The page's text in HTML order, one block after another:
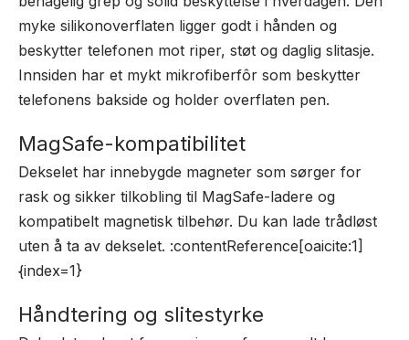
myke silikonoverflaten ligger godt i hånden og
beskytter telefonen mot riper, støt og daglig slitasje.
Innsiden har et mykt mikrofiberfôr som beskytter
telefonens bakside og holder overflaten pen.
MagSafe-kompatibilitet
Dekselet har innebygde magneter som sørger for
rask og sikker tilkobling til MagSafe-ladere og
kompatibelt magnetisk tilbehør. Du kan lade trådløst
uten å ta av dekselet. :contentReference[oaicite:1]
{index=1}
Håndtering og slitestyrke